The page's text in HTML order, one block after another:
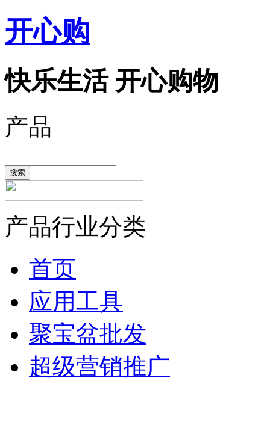
开心购
快乐生活 开心购物
产品
搜索
产品行业分类
首页
应用工具
聚宝盆批发
超级营销推广